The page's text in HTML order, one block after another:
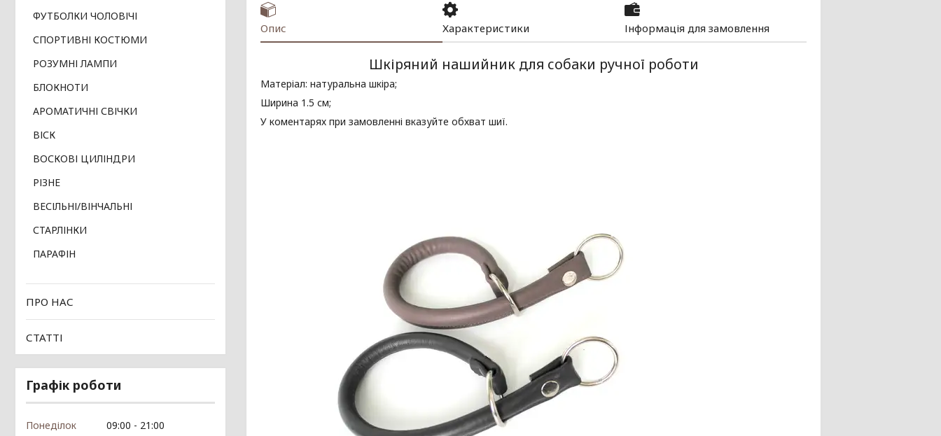
Опис Характеристики Інформація для замовлення
Шкіряний нашийник для собаки ручної роботи
Матеріал: натуральна шкіра;
Ширина 1.5 см;
У коментарях при замовленні вказуйте обхват шиї.
ФУТБОЛКИ ЧОЛОВІЧІ
СПОРТИВНІ КОСТЮМИ
РОЗУМНІ ЛАМПИ
БЛОКНОТИ
АРОМАТИЧНІ СВІЧКИ
ВІСК
ВОСКОВІ ЦИЛІНДРИ
РІЗНЕ
ВЕСІЛЬНІ/ВІНЧАЛЬНІ
СТАРЛІНКИ
ПАРАФІН
ПРО НАС
СТАТТІ
Графік роботи
Понеділок 09:00
21:00